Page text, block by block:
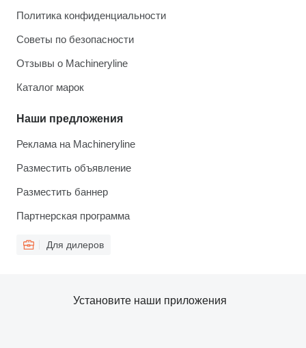
Политика конфиденциальности
Советы по безопасности
Отзывы о Machineryline
Каталог марок
Наши предложения
Реклама на Machineryline
Разместить объявление
Разместить баннер
Партнерская программа
Для дилеров
Установите наши приложения